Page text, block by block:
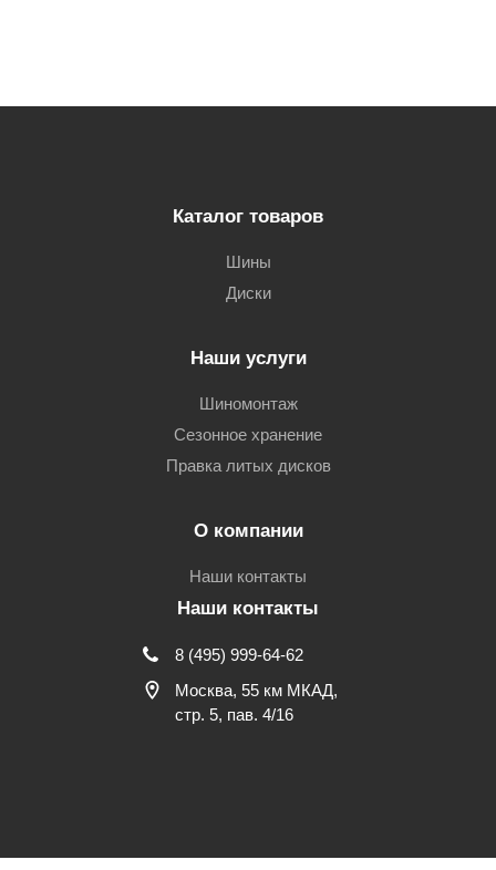
Каталог товаров
Шины
Диски
Наши услуги
Шиномонтаж
Сезонное хранение
Правка литых дисков
О компании
Наши контакты
Наши контакты
8 (495) 999-64-62
Москва, 55 км МКАД,
стр. 5, пав. 4/16